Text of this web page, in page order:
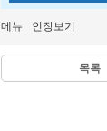
메뉴 인장보기
목록